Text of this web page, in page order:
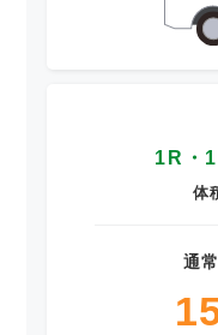
1R・
体
通